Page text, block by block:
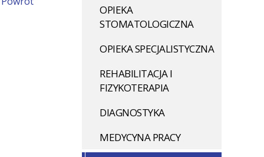
OPIEKA
STOMATOLOGICZNA
OPIEKA SPECJALISTYCZNA
REHABILITACJA I
FIZYKOTERAPIA
DIAGNOSTYKA
MEDYCYNA PRACY